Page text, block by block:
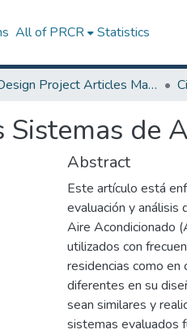
All of PRCR Statistics
Design Project Articles Master Degree
Sistemas de
Abstract
Este artículo está
evaluación y
Aire Acondicionado
utilizados con
residencias como
diferentes en su
sean similares y
sistemas evaluados